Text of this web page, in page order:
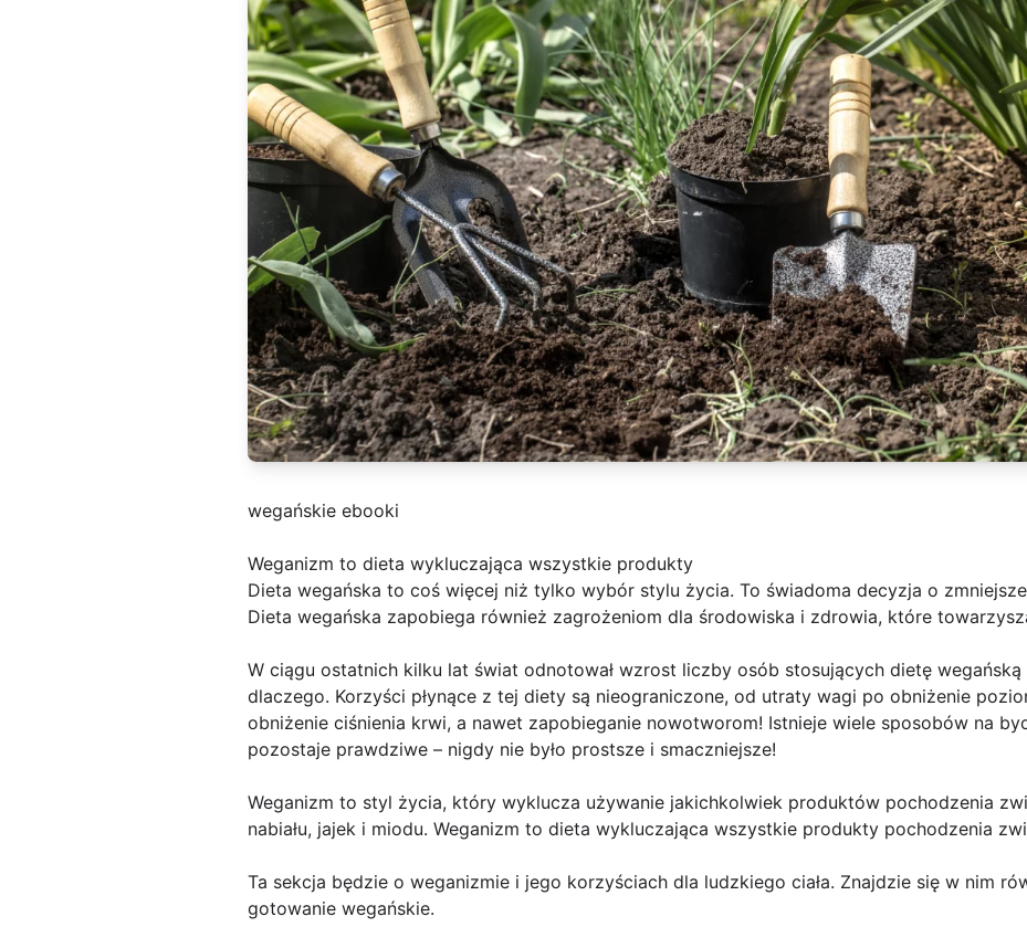
wegańskie ebooki
Weganizm to dieta wykluczająca wszystkie produkty
Dieta wegańska to coś więcej niż tylko wybór stylu życia. To świadoma decyzja o
Dieta wegańska zapobiega również zagrożeniom dla środowiska i zdrowia, które
W ciągu ostatnich kilku lat świat odnotował wzrost liczby osób stosujących dietę wegańską
dlaczego. Korzyści płynące z tej diety są nieograniczone, od utraty wagi po obniżenie
obniżenie ciśnienia krwi, a nawet zapobieganie nowotworom! Istnieje wiele sposobów na
pozostaje prawdziwe – nigdy nie było prostsze i smaczniejsze!
Weganizm to styl życia, który wyklucza używanie jakichkolwiek produktów pochodzenia
nabiału, jajek i miodu. Weganizm to dieta wykluczająca wszystkie produkty pochodzenia
Ta sekcja będzie o weganizmie i jego korzyściach dla ludzkiego ciała. Znajdzie się w nim
gotowanie wegańskie.